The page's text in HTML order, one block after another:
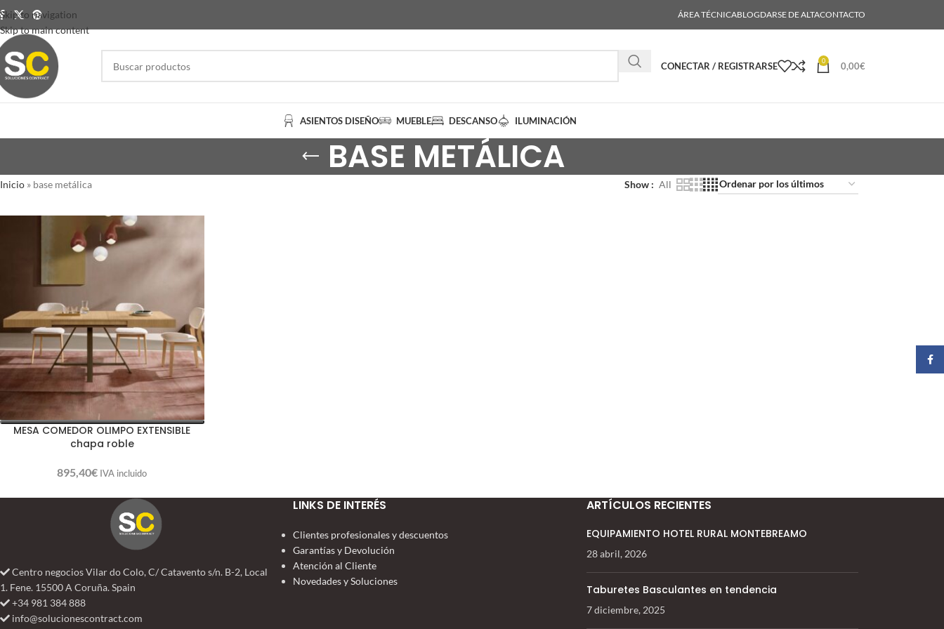
Skip to navigation
Skip to main content
ÁREA TÉCNICABLOGDARSE DE ALTACONTACTO
CONECTAR / REGISTRARSE 0 0,00€
ASIENTOS DISEÑO MUEBLE DESCANSO ILUMINACIÓN
BASE METÁLICA
Inicio » base metálica Show All
MESA COMEDOR OLIMPO EXTENSIBLE
chapa roble
895,40€ IVA incluido
Centro negocios Vilar do Colo, C/ Catavento s/n. B-2, Local
1. Fene. 15500 A Coruña. Spain
+34 981 384 888
info@solucionescontract.com
LINKS DE INTERÉS
Clientes profesionales y descuentos
Garantías y Devolución
Atención al Cliente
Novedades y Soluciones
ARTÍCULOS RECIENTES
EQUIPAMIENTO HOTEL RURAL MONTEBREAMO
28 abril, 2026
Taburetes Basculantes en tendencia
7 diciembre, 2025